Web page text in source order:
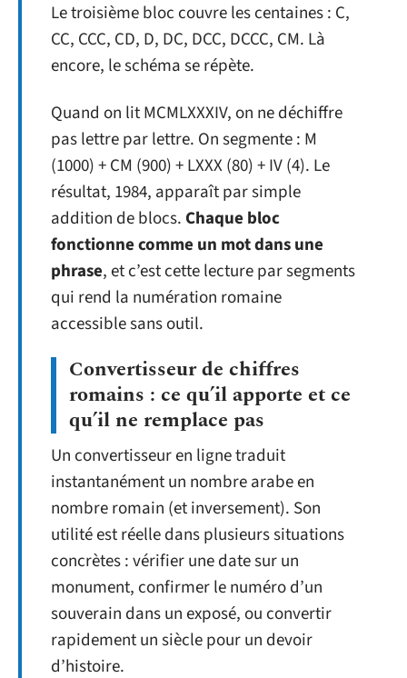
Le troisième bloc couvre les centaines : C,
CC, CCC, CD, D, DC, DCC, DCCC, CM. Là
encore, le schéma se répète.
Quand on lit MCMLXXXIV, on ne déchiffre
pas lettre par lettre. On segmente : M
(1000) + CM (900) + LXXX (80) + IV (4). Le
résultat, 1984, apparaît par simple
addition de blocs. Chaque bloc
fonctionne comme un mot dans une
phrase, et c’est cette lecture par segments
qui rend la numération romaine
accessible sans outil.
Convertisseur de chiffres
romains : ce qu’il apporte et ce
qu’il ne remplace pas
Un convertisseur en ligne traduit
instantanément un nombre arabe en
nombre romain (et inversement). Son
utilité est réelle dans plusieurs situations
concrètes : vérifier une date sur un
monument, confirmer le numéro d’un
souverain dans un exposé, ou convertir
rapidement un siècle pour un devoir
d’histoire.